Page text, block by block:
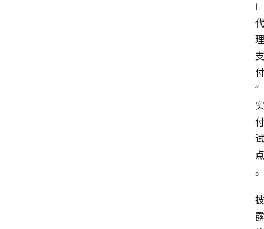
I
代
理
支
付
”
实
付
试
点
。
披
露